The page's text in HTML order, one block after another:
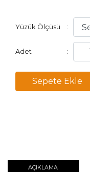
Yüzük Ölçüsü :
Adet :
AÇIKLAMA